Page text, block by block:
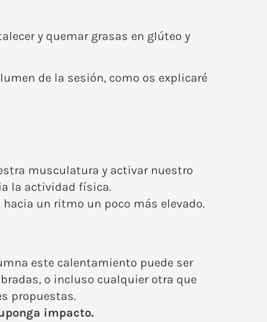
y quemar grasas en glúteo y
de la sesión, como os explicaré
musculatura y activar nuestro
la actividad física.
un ritmo un poco más elevado.
este calentamiento puede ser
o incluso cualquier otra que
propuestas.
impacto.